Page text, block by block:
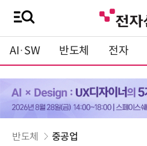
AI·SW 반도체 전자
반도체 중공업